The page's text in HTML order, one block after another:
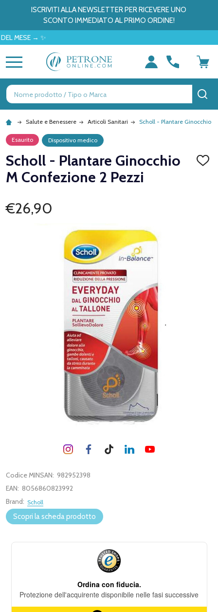
ISCRIVITI ALLA NEWSLETTER PER RICEVERE UNO
SCONTO IMMEDIATO AL PRIMO ORDINE!
→ ✨
Ricerca
Salute e Benessere Articoli Sanitari Scholl - Plantare Ginocchio
Esaurito Dispositivo medico
Scholl - Plantare Ginocchio
M Confezione 2 Pezzi
€26,90
Codice MINSAN: 982952398
EAN: 8056860823992
Brand: Scholl
Scopri la scheda prodotto